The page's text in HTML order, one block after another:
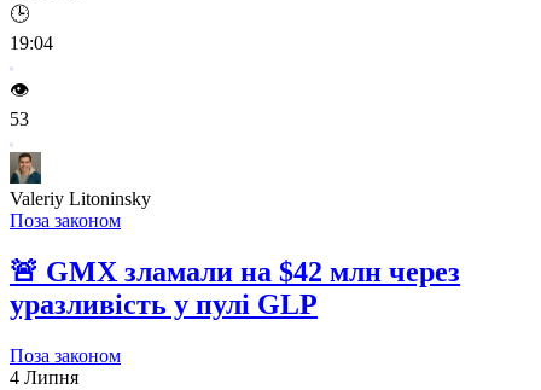
🕒
19:04
👁️
53
Valeriy Litoninsky
Поза законом
🚨 GMX зламали на $42 млн через
уразливість у пулі GLP
Поза законом
4 Липня